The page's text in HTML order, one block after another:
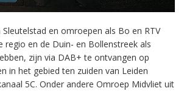
en omroepen als Bo en RTV
regio en de Duin- en Bollenstreek als
zijn via DAB+ te ontvangen op
in het gebied ten zuiden van Leiden
5C. Onder andere Omroep Midvliet uit